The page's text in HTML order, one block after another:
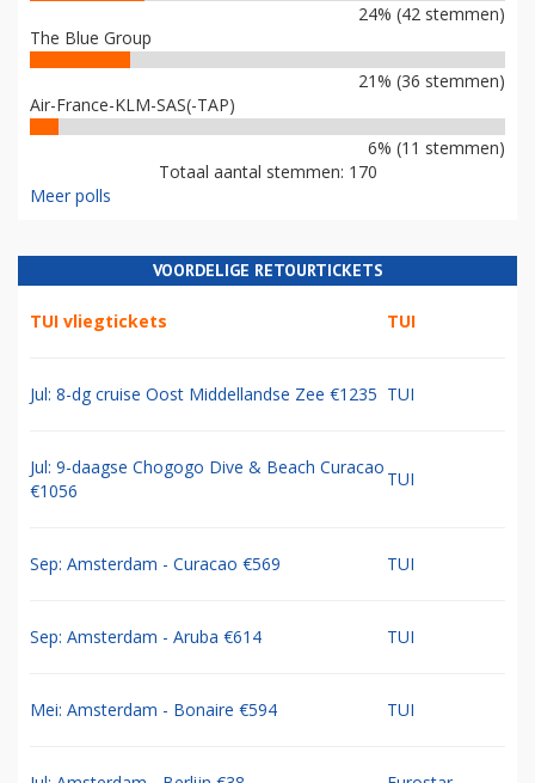
24% (42 stemmen)
The Blue Group
21% (36 stemmen)
Air-France-KLM-SAS(-TAP)
6% (11 stemmen)
Totaal aantal stemmen: 170
Meer polls
VOORDELIGE RETOURTICKETS
TUI vliegtickets TUI
Jul: 8-dg cruise Oost Middellandse Zee €1235 TUI
Jul: 9-daagse Chogogo Dive & Beach Curacao
€1056
TUI
Sep: Amsterdam - Curacao €569 TUI
Sep: Amsterdam - Aruba €614 TUI
Mei: Amsterdam - Bonaire €594 TUI